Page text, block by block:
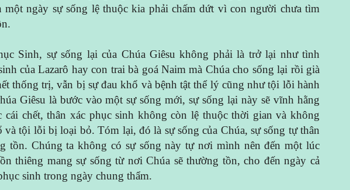
ngày sự sống lệ thuộc kia phải chấm dứt vì con người chưa tìm
Sinh, sự sống lại của Chúa Giêsu không phải là trở lại như tình
của Lazarô hay con trai bà goá Naim mà Chúa cho sống lại rồi già
thống trị, vẫn bị sự đau khổ và bệnh tật thể lý cũng như tội lỗi hành
Giêsu là bước vào một sự sống mới, sự sống lại này sẽ vĩnh hằng
cái chết, thân xác phục sinh không còn lệ thuộc thời gian và không
và tội lỗi bị loại bỏ. Tóm lại, đó là sự sống của Chúa, sự sống tự thân
tồn. Chúng ta không có sự sống này tự nơi mình nên đến một lúc
thiêng mang sự sống từ nơi Chúa sẽ thường tồn, cho đến ngày cả
sinh trong ngày chung thẩm.